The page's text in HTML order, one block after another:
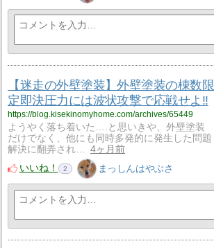
【迷走の外壁塗装】外壁塗装の棟数限
定即決圧力には波状攻撃で応戦せよ!!
https://blog.kisekinomyhome.com/archives/65449
ようやく落ち着いた….と思いきや、外壁塗装
だけでなく、他にも同時多発的に発生した問題
解決に翻弄され…
4ヶ月前
いいね！
2 まっしんはやぶさ